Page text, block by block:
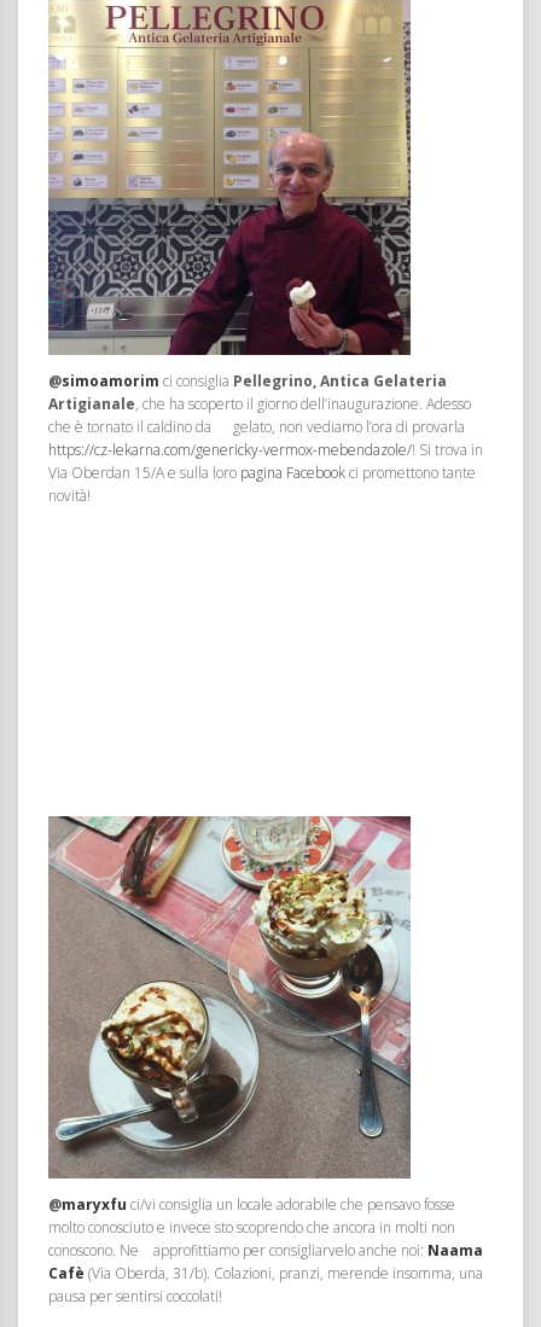
@simoamorim ci consiglia Pellegrino, Antica Gelateria
Artigianale, che ha scoperto il giorno dell’inaugurazione. Adesso
che è tornato il caldino da gelato, non vediamo l’ora di provarla
https://cz-lekarna.com/genericky-vermox-mebendazole/! Si trova in
Via Oberdan 15/A e sulla loro pagina Facebookci promettono tante
novità!
@maryxfu ci/vi consiglia un locale adorabile che pensavo fosse
molto conosciuto e invece sto scoprendo che ancora in molti non
conoscono. Ne approfittiamo per consigliarvelo anche noi: Naama
Cafè (Via Oberda, 31/b). Colazioni, pranzi, merende insomma, una
pausa per sentirsi coccolati!